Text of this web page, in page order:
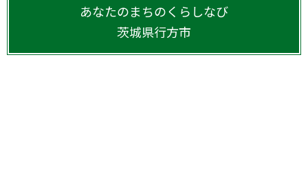
あなたのまちのくらしなび
茨城県行方市